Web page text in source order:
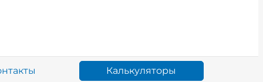
Калькуляторы